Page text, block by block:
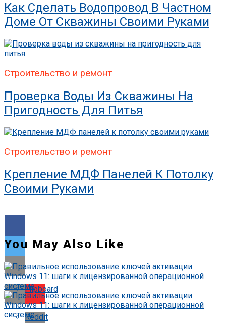
Как Сделать Водопровод В Частном
Доме От Скважины Своими Руками
Строительство и ремонт
Проверка Воды Из Скважины На
Пригодность Для Питья
Строительство и ремонт
Крепление МДФ Панелей К Потолку
Своими Руками
Flipboard
Reddit
You May Also Like